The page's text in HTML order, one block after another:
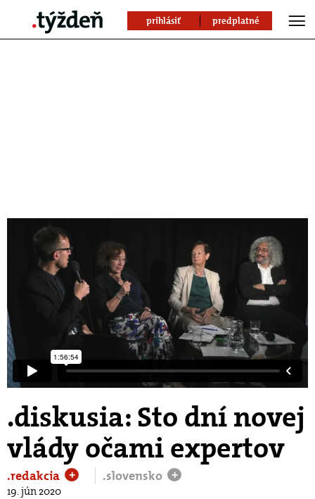
prihlásiť predplatné
.diskusia: Sto dní novej
vlády očami expertov
.redakcia + .slovensko +
19. jún 2020